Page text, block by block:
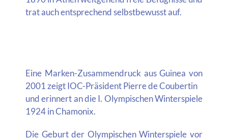
trat auch entsprechend selbstbewusst auf.
Eine Marken-Zusammendruck aus Guinea von
2001 zeigt IOC-Präsident Pierre de Coubertin
und erinnert an die I. Olympischen Winterspiele
1924 in Chamonix.
Die Geburt der Olympischen Winterspiele vor